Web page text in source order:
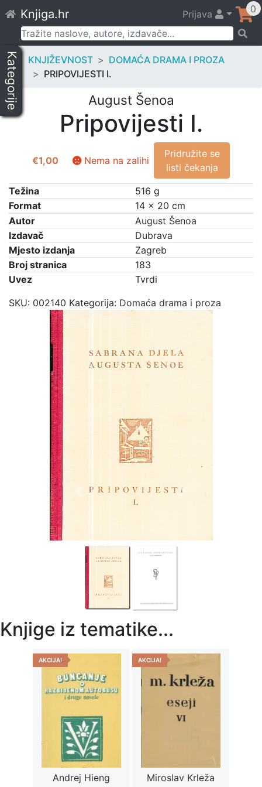
to
content
Knjiga.hr Prijava 0
Pretraži:
Kategorije KNJIŽEVNOST
DOMAĆA DRAMA I PROZA
PRIPOVIJESTI I.
August Šenoa
Pripovijesti I.
€1,00 Nema na zalihi
Pridružite se
listi čekanja
Težina
516 g
Format
14 × 20 cm
Autor
August Šenoa
Izdavač
Dubrava
Mjesto izdanja
Zagreb
Broj stranica
183
Uvez
Tvrdi
SKU: 002140 Kategorija: Domaća drama i proza
Previous Next
Knjige iz tematike...
AKCIJA!
Andrej Hieng
AKCIJA!
Miroslav Krleža